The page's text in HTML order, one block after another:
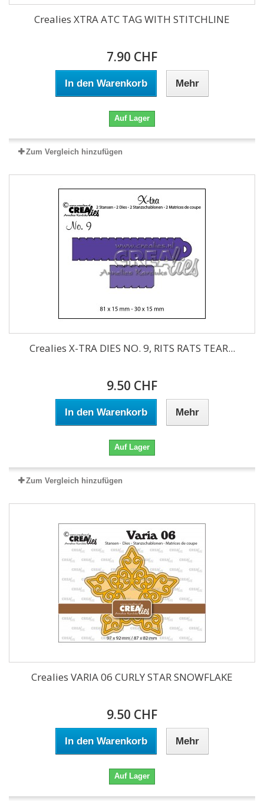
Crealies XTRA ATC TAG WITH STITCHLINE
7.90 CHF
In den Warenkorb Mehr
Auf Lager
Zum Vergleich hinzufügen
Crealies X-TRA DIES NO. 9, RITS RATS TEAR...
9.50 CHF
In den Warenkorb Mehr
Auf Lager
Zum Vergleich hinzufügen
Crealies VARIA 06 CURLY STAR SNOWFLAKE
9.50 CHF
In den Warenkorb Mehr
Auf Lager